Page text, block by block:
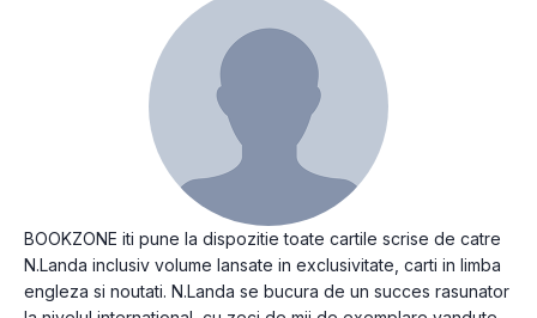
BOOKZONE iti pune la dispozitie toate cartile scrise de catre
N.Landa inclusiv volume lansate in exclusivitate, carti in limba
engleza si noutati. N.Landa se bucura de un succes rasunator